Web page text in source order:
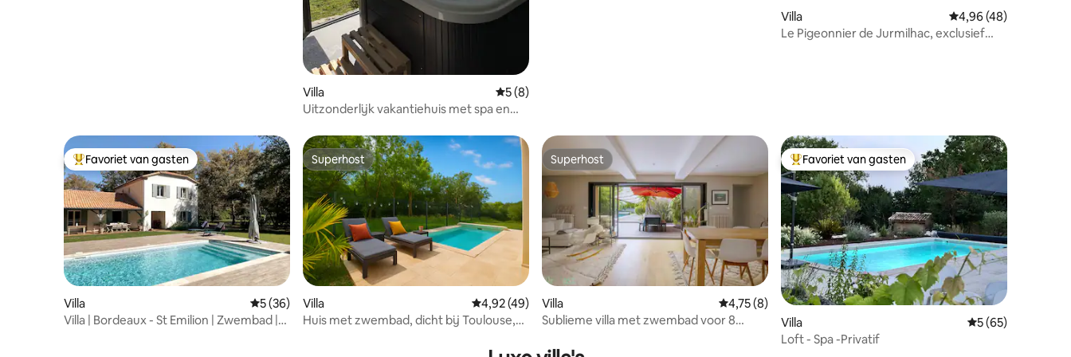
Villa Gemiddelde beoordeling van 5 op 5, 8 recensies
5 (8)
Uitzonderlijk vakantiehuis met spa en
Villa Gemiddelde
4,96 (48)
Le Pigeonnier de Jurmilhac, exclusief
Topfavoriet van gasten
Favoriet van gasten
Villa Gemiddelde beoordeling van 5 op 5, 36 recensies
5 (36)
Villa | Bordeaux - St Emilion | Zwembad |
Superhost
Superhost
Villa Gemiddelde beoordeling van 4,92 op 5, 49 recensies
4,92 (49)
Huis met zwembad, dicht bij Toulouse,
Superhost
Superhost
Villa Gemiddelde beoordeling van 4,75 op 5, 8 recensies
4,75 (8)
Sublieme villa met zwembad voor 8
Topfavoriet van gasten
Favoriet van gasten
Villa Gemiddelde
5 (65)
Loft - Spa -Privatif